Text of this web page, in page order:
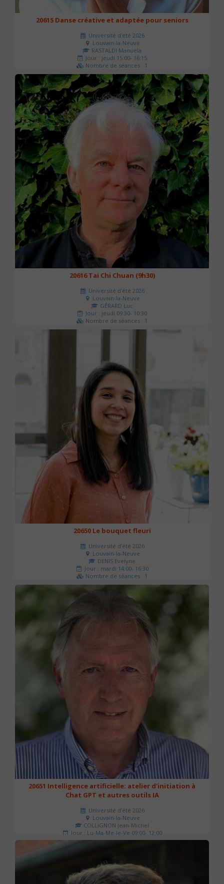
20615 Danse créative et adaptée pour seniors
Université d'été 2026
Louvain-la-Neuve
RASTALDI Manuela
Jour : jeudi 15:00- 16:15
Nombre de séances : 1
0 €
20616 Tai Chi Chuan (9h30)
Université d'été 2026
Louvain-la-Neuve
GÉRARD Luc
Jour : jeudi 09:30- 10:30
Nombre de séances : 1
20650 Le bouquet fleuri
Université d'été 2026
Louvain-la-Neuve
DENIS Evelyne
Jour : mardi 14:00- 16:30
Nombre de séances : 1
60 €
20651 Intelligence artificielle: atelier d'initiation à
Chat GPT et autres outils IA
Université d'été 2026
Louvain-la-Neuve
COLLIGNON Jean-Michel
Jour : Lu-Ma-Me-Je-Ve 09:00- 12:00
Nombre de séances : 2